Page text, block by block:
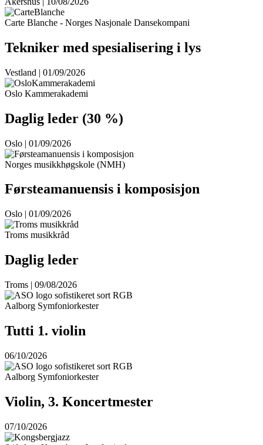
Carte Blanche - Norges Nasjonale Dansekompani
Tekniker med spesialisering i lys
Vestland | 01/09/2026
Oslo Kammerakademi
Daglig leder (30 %)
Oslo | 01/09/2026
Norges musikkhøgskole (NMH)
Førsteamanuensis i komposisjon
Oslo | 01/09/2026
Troms musikkråd
Daglig leder
Troms | 09/08/2026
Aalborg Symfoniorkester
Tutti 1. violin
06/10/2026
Aalborg Symfoniorkester
Violin, 3. Koncertmester
07/10/2026